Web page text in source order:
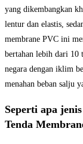
yang dikembangkan
lentur dan elastis,
membrane PVC ini
bertahan lebih dari 10
negara dengan iklim
menahan beban salju
Seperti apa
Tenda